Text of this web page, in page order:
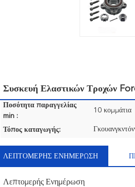
Συσκευή Ελαστικών Τροχών
Ποσότητα παραγγελίας
min :
10 κομμάτια
Τόπος καταγωγής:
ΛΕΠΤΟΜΕΡΉΣ ΕΝΗΜΈΡΩΣΗ
Λεπτομερής Ενημέρωση